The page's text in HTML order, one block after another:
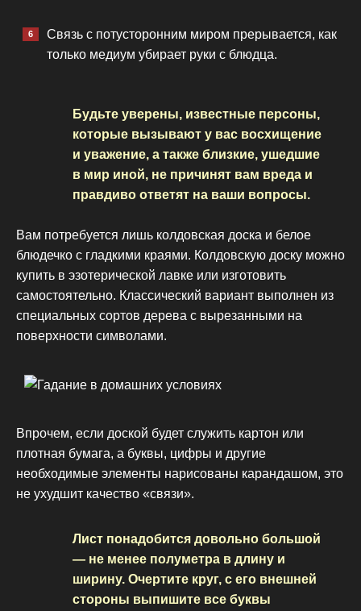
Связь с потусторонним миром прерывается, как
только медиум убирает руки с блюдца.
Будьте уверены, известные персоны,
которые вызывают у вас восхищение
и уважение, а также близкие, ушедшие
в мир иной, не причинят вам вреда и
правдиво ответят на ваши вопросы.
Вам потребуется лишь колдовская доска и белое
блюдечко с гладкими краями. Колдовскую доску можно
купить в эзотерической лавке или изготовить
самостоятельно. Классический вариант выполнен из
специальных сортов дерева с вырезанными на
поверхности символами.
Впрочем, если доской будет служить картон или
плотная бумага, а буквы, цифры и другие
необходимые элементы нарисованы карандашом, это
не ухудшит качество «связи».
Лист понадобится довольно большой
— не менее полуметра в длину и
ширину. Очертите круг, с его внешней
стороны выпишите все буквы